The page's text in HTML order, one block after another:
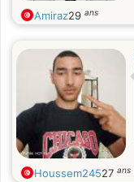
Amiraz29 ans
Houssem24527 ans